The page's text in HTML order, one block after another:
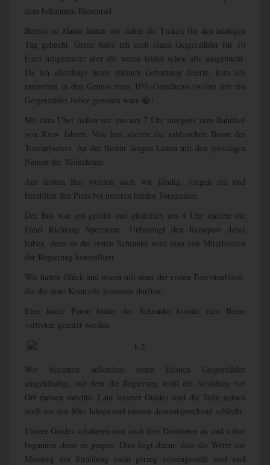
dem bekannten Riesenrad.
Bereits zu Hause hatten wir daher die Tickets für den heutigen
Tag gebucht. Gerne hätte ich auch einen Geigerzähler für 10
Euro mitgemietet aber die waren leider schon alle ausgebucht.
Da ich allerdings heute meinen Geburtstag feierte, kam ich
immerhin in den Genuss eines 10%-Gutscheins (wobei mir ein
Geigerzähler lieber gewesen wäre 😁)
Mit dem Uber ließen wir uns um 7 Uhr morgens zum Bahnhof
von Kiew fahren. Von hier starten die zahlreichen Busse des
Touranbieters. An der Bustür hingen Listen mit den jeweiligen
Namen der Teilnehmer.
Am dritten Bus wurden auch wir fündig, stiegen ein und
bezahlten den Preis bei unseren beiden Tourguides.
Der Bus war gut gefüllt und pünktlich um 8 Uhr startete die
Fahrt Richtung Sperrzone. Unbedingt den Reisepass dabei
haben, denn an der ersten Schranke wird man von Mitarbeitern
der Regierung kontrolliert.
Wir hatten Glück und waren mit einer der ersten Touristenbusse,
die die erste Kontrolle passieren durften.
Eine kurze Pause hinter der Schranke konnte zum Beine
vertreten genutzt werden.
Wir bekamen außerdem einen kleinen Geigerzähler
ausgehändigt, mit dem die Regierung wohl die Strahlung vor
Ort messen möchte. Laut unserer Guides sind die Teile jedoch
noch aus den 80er Jahren und messen dementsprechend schlecht.
Unsere Guides schalteten nun auch ihre Dosimeter an und sofort
begannen diese zu piepen. Dies liegt daran, dass die Werte zur
Messung der Strahlung recht gering voreingestellt sind und